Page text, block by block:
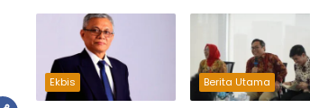
Ekbis Berita Utama